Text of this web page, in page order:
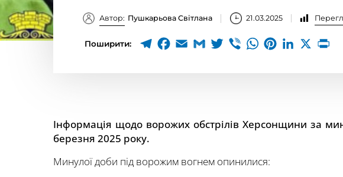
Автор: Пушкарьова Світлана 21.03.2025
Поширити:
Інформація щодо ворожих обстрілів Херсонщини за
березня 2025 року.
Минулої доби під ворожим вогнем опинилися: